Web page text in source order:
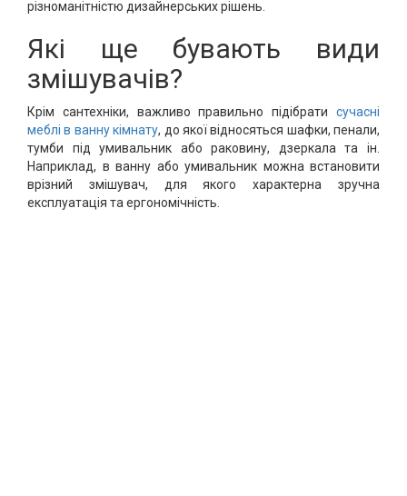
різноманітністю дизайнерських рішень.
Які ще бувають види
змішувачів?
Крім сантехніки, важливо правильно підібрати сучасні
меблі в ванну кімнату, до якої відносяться шафки, пенали,
тумби під умивальник або раковину, дзеркала та ін.
Наприклад, в ванну або умивальник можна встановити
врізний змішувач, для якого характерна зручна
експлуатація та ергономічність.